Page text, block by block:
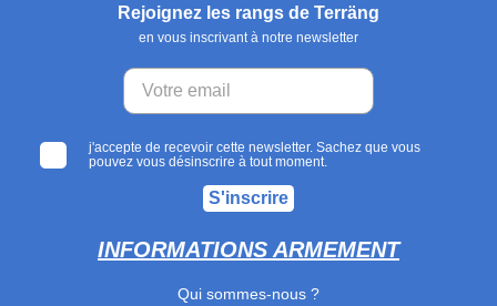
Rejoignez les rangs de Terräng
en vous inscrivant à notre newsletter
j'accepte de recevoir cette newsletter. Sachez que vous
pouvez vous désinscrire à tout moment.
S'inscrire
INFORMATIONS ARMEMENT
Qui sommes-nous ?